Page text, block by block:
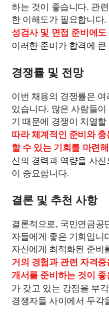
하는 것이 좋습니다. 관
한 이해도가 필요합니다.
성검사 및 면접 준비에
이러한 준비가 합격에
경쟁률 및 전망
이번 채용의 경쟁률은
있습니다. 많은 사람들
기 때문에 경쟁이 치열
따라 체계적인 준비와
할 수 있는 기회를 마련
신의 경력과 역량을 사
이 중요합니다.
결론 및 추천 사항
결론적으로, 국민연금공
자들에게 좋은 기회입니
자신에게 최적화된 준비
거의 경험과 관련 자격
개서를 준비하는 것이
가 갖고 있는 강점을 부
경쟁자들 사이에서 두각